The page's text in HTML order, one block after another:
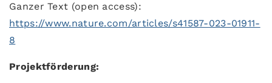
Ganzer Text (open access):
https://www.nature.com/articles/s41587-023-01911-
8
Projektförderung: